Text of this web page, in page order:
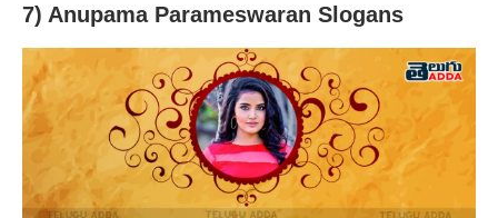
7) Anupama Parameswaran Slogans